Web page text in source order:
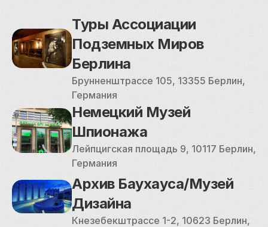
Туры Ассоциации
Подземных Миров
Берлина
Брунненштрассе 105, 13355 Берлин,
Германия
Немецкий Музей
Шпионажа
Лейпцигская площадь 9, 10117 Берлин,
Германия
Архив Баухауса/Музей
Дизайна
Кнезебекштрассе 1-2, 10623 Берлин,